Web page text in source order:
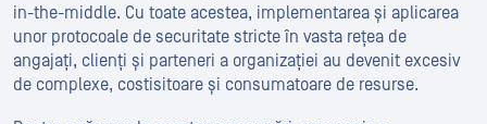
in-the-middle. Cu toate acestea, implementarea și aplicarea
unor protocoale de securitate stricte în vasta rețea de
angajați, clienți și parteneri a organizației au devenit excesiv
de complexe, costisitoare și consumatoare de resurse.